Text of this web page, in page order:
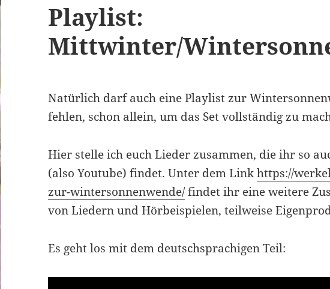
Playlist:
Mittwinter/
Natürlich darf auch eine Playlist zur
fehlen, schon allein, um das Set vollständig zu
Hier stelle ich euch Lieder zusammen, die ihr so
(also Youtube) findet. Unter dem Linkhttps://
zur-wintersonnenwende/findet ihr eine weitere
von Liedern und Hörbeispielen, teilweise
Es geht los mit dem deutschsprachigen Teil: